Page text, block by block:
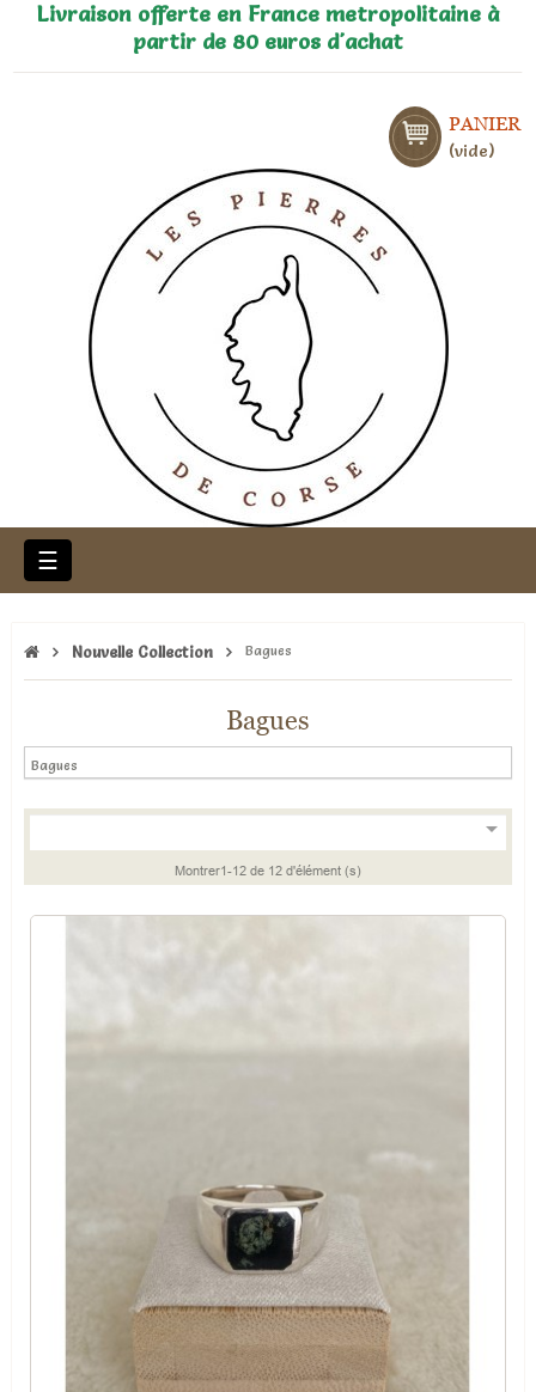
Livraison offerte en France metropolitaine à
partir de 80 euros d'achat
PANIER
vide
Basculer
la
☰
Nouvelle Collection Bagues
Bagues
Bagues

Montrer1-12 de 12 d'élément (s)